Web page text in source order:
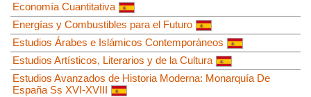
Economía Cuantitativa
Energías y Combustibles para el Futuro
Estudios Árabes e Islámicos Contemporáneos
Estudios Artísticos, Literarios y de la Cultura
Estudios Avanzados de Historia Moderna: Monarquía De
España Ss XVI-XVIII